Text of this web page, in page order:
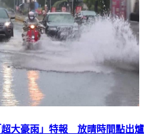
超大豪雨」特報 放晴時間點出爐